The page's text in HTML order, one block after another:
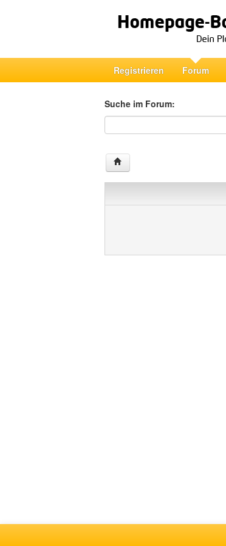
Registrieren Forum
Suche im Forum:
Suche im Forum